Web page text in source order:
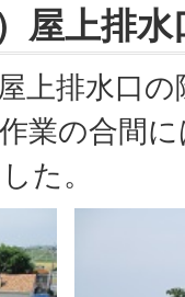
屋上排水
上排水口
業の合間
た。